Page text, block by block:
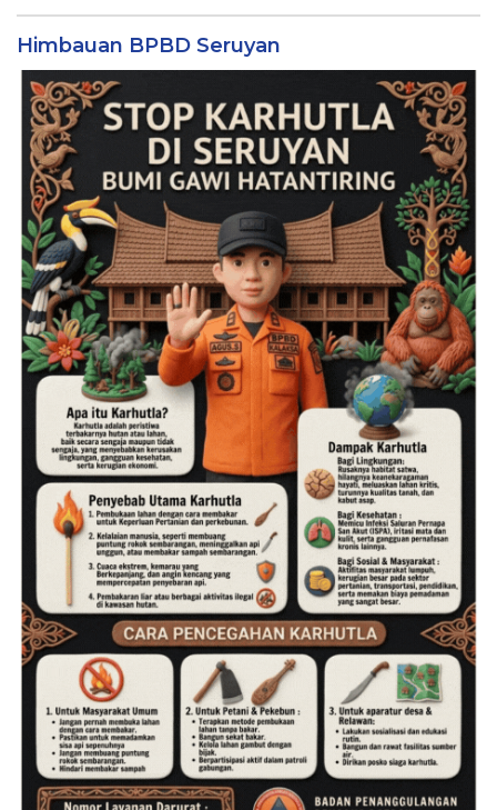
Himbauan BPBD Seruyan